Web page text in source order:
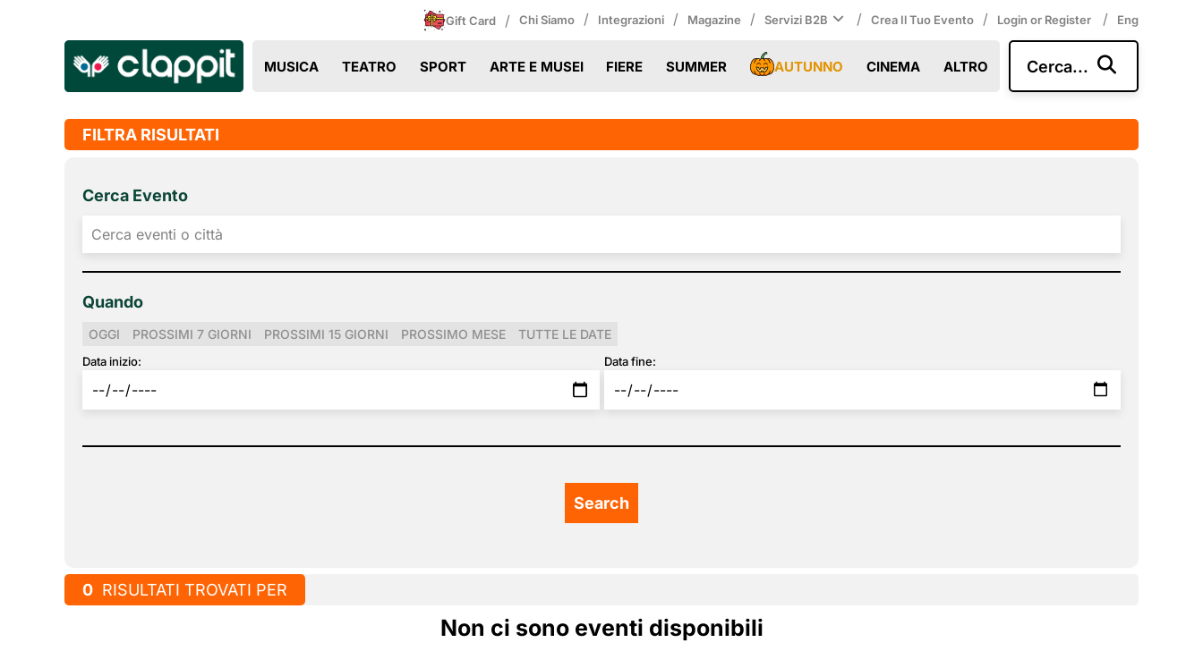
Gift Card / Chi Siamo / Integrazioni / Magazine / Servizi B2B / Crea Il Tuo Evento / Login or Register / Eng
MUSICA TEATRO SPORT ARTE E MUSEI FIERE SUMMER AUTUNNO CINEMA ALTRO Cerca...
FILTRA RISULTATI
Cerca Evento
Quando
OGGI PROSSIMI 7 GIORNI PROSSIMI 15 GIORNI PROSSIMO MESE TUTTE LE DATE
Data inizio: Data fine:
0 RISULTATI TROVATI PER
Non ci sono eventi disponibili